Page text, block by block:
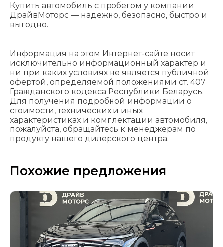
Купить автомобиль с пробегом у компании
ДрайвМоторс — надежно, безопасно, быстро и
выгодно.
Информация на этом Интернет-сайте носит
исключительно информационный характер и
ни при каких условиях не является публичной
офертой, определяемой положениями cт. 407
Гражданского кодекса Республики Беларусь.
Для получения подробной информации о
стоимости, технических и иных
характеристиках и комплектации автомобиля,
пожалуйста, обращайтесь к менеджерам по
продукту нашего дилерского центра.
Похожие предложения